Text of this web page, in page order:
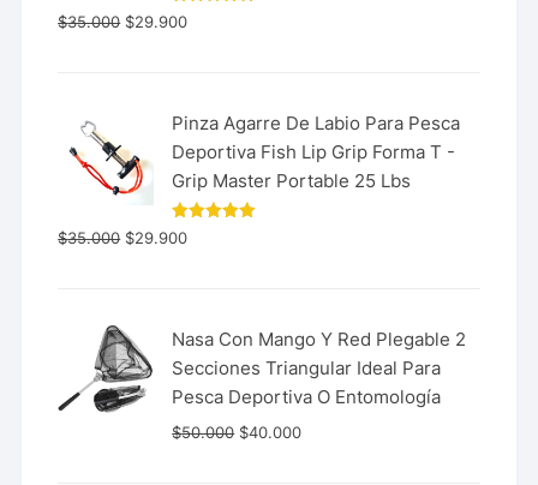
Valorado
con
$35.000 $29.900
Pinza Agarre De Labio Para Pesca
Deportiva Fish Lip Grip Forma T -
Grip Master Portable 25 Lbs
Valorado
con
$35.000 $29.900
Nasa Con Mango Y Red Plegable 2
Secciones Triangular Ideal Para
Pesca Deportiva O Entomología
$50.000 $40.000